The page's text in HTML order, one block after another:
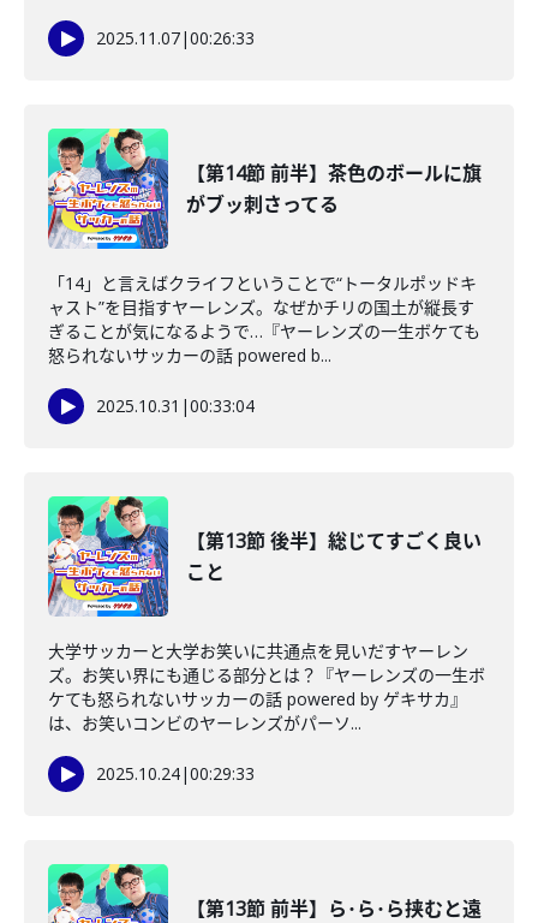
2025.11.07|00:26:33
【第14節 前半】茶色のボールに旗
がブッ刺さってる
「14」と言えばクライフということで“トータルポッドキ
ャスト”を目指すヤーレンズ。なぜかチリの国土が縦長す
ぎることが気になるようで…『ヤーレンズの一生ボケても
怒られないサッカーの話 powered b...
2025.10.31 |00:33:04
【第13節 後半】総じてすごく良い
こと
大学サッカーと大学お笑いに共通点を見いだすヤーレン
ズ。お笑い界にも通じる部分とは？『ヤーレンズの一生ボ
ケても怒られないサッカーの話 powered by ゲキサカ』
は、お笑いコンビのヤーレンズがパーソ...
2025.10.24|00:29:33
【第13節 前半】ら･ら･ら挟むと遠